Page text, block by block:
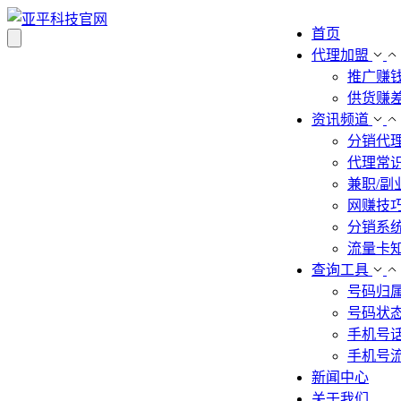
首页
代理加盟
推广赚
供货赚
资讯频道
分销代
代理常
兼职/副
网赚技
分销系
流量卡
查询工具
号码归
号码状
手机号
手机号
新闻中心